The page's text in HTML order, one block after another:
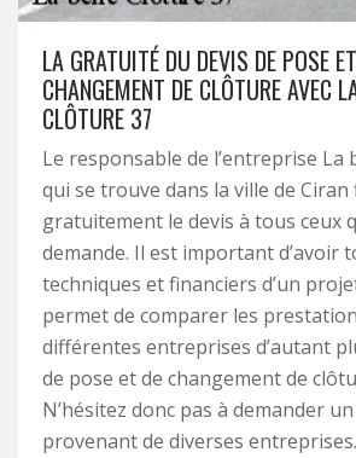
LA GRATUITÉ DU DEVIS DE POSE
CHANGEMENT DE CLÔTURE AVEC
CLÔTURE 37
Le responsable de l’entreprise La
qui se trouve dans la ville de
gratuitement le devis à tous ceux
demande. Il est important d’avoir
techniques et financiers d’un
permet de comparer les
différentes entreprises d’autant
de pose et de changement de
N’hésitez donc pas à demander
provenant de diverses